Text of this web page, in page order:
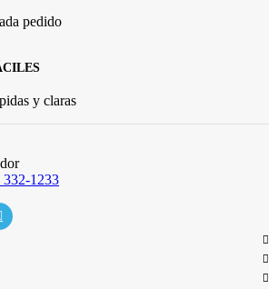
pedido
y claras
332-1233